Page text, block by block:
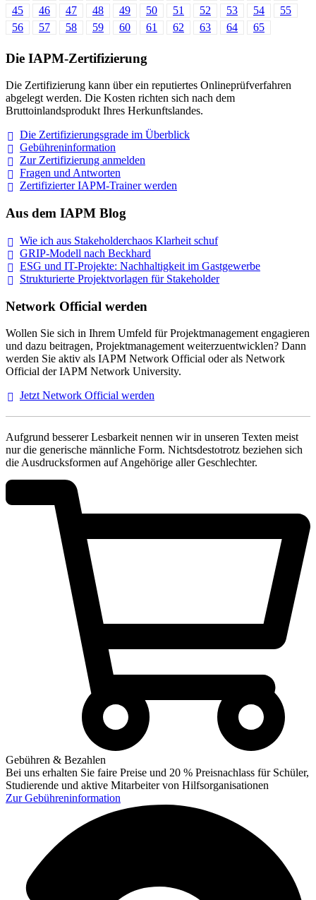
45
46 47 48 49 50 51 52 53 54
55
56
57 58 59 60 61 62 63 64 65
Die IAPM-Zertifizierung
Die Zertifizierung kann über ein reputiertes Onlineprüfverfahren
abgelegt werden. Die Kosten richten sich nach dem
Bruttoinlandsprodukt Ihres Herkunftslandes.
Die Zertifizierungsgrade im Überblick
Gebühreninformation
Zur Zertifizierung anmelden
Fragen undAntworten
Zertifizierter IAPM-Trainerwerden
Aus dem IAPM Blog
Wie ich aus Stakeholderchaos Klarheit schuf
GRIP-Modell nach Beckhard
ESG und IT-Projekte: Nachhaltigkeit im Gastgewerbe
Strukturierte Projektvorlagen für Stakeholder
Network Official werden
Wollen Sie sich in Ihrem Umfeld für Projektmanagement engagieren
und dazu beitragen, Projektmanagement weiterzuentwicklen? Dann
werden Sie aktiv als IAPM Network Official oder als Network
Official der IAPM Network University.
Jetzt Network Official werden
Aufgrund besserer Lesbarkeit nennen wir in unseren Texten meist
nur die generische männliche Form. Nichtsdestotrotz beziehen sich
die Ausdrucksformen auf Angehörige aller Geschlechter.
Gebühren & Bezahlen
Bei uns erhalten Sie faire Preise und 20 % Preisnachlass für Schüler,
Studierende und aktive Mitarbeiter von Hilfsorganisationen
ZurGebühreninformation